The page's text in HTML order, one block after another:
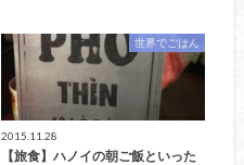
世界でごはん
2015.11.28
【旅食】ハノイの朝ご飯といった